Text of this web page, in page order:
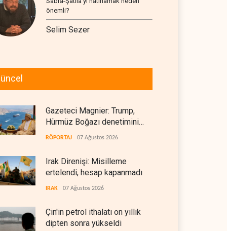
önemli?
Selim Sezer
Gazeteci Magnier: Trump,
Hürmüz Boğazı denetimini
doğrudan İran ve Umman'a
RÖPORTAJ 07 Ağustos 2026
Irak Direnişi: Misilleme
ertelendi, hesap kapanmadı
IRAK 07 Ağustos 2026
Çin'in petrol ithalatı on yıllık
dipten sonra yükseldi